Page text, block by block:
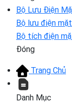
Bộ Lưu Điện
Bộ lưu điện
Bộ tích điện
Đóng
Trang Chủ
Danh Mục